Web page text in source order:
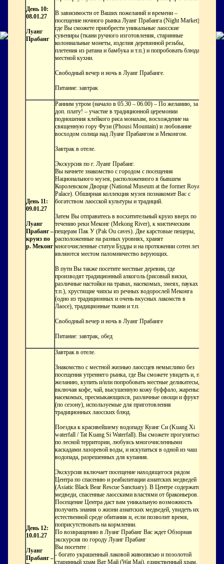
День 10:
08.01.27
Луанг
Прабанг
В зависимости от Ваших пожеланий и времени –
посещение ночного рынка Луанг Прабанга (Night Market),
где Вы сможете приобрести уникальные лаосские
сувениры (ткани ручного изготовления, старинные
колониальные монеты, изделия деревянной резьбы,
плетения из ратана и бамбука и т.п.) и попробовать блюда
местной кухни.
Свободный вечер и ночь в Луанг Прабанге.
Питание: завтрак
День 11:
09.01.27
Луанг
Прабанг –
круиз по
р. Меконг
Ранним утром (начало в 05.30 – 06.00) – По желанию, за
доп. плату! – участие в традиционной церемонии
подношения клейкого риса монахам, восхождение на
священную гору Фузи (Phousi Mountain) и любование
восходом солнца над Луанг Прабангом и Меконгом.
Завтрак в отеле.
Экскурсия по г. Луанг Прабанг.
Вы начнете знакомство с городом с посещения
Национального музея, расположенного в бывшем
Королевском Дворце (National Museum at the former Royal
Palace). Обширная коллекция музея познакомит Вас с
богатством лаосской культуры и традиций.
Затем Вы отправитесь в восхитительный круиз вверх по
течению реки Меконг (Mekong River), к мистическим
пещерам Пак У (Pak Ou caves). Две карстовые пещеры,
расположенные на разных уровнях, хранят
многочисленные статуи Будды и на протяжении сотен лет
являются местом паломничество верующих.
В пути Вы также посетите местные деревни, где
производят традиционный алкоголь (рисовый виски,
различные настойки на травах, насекомых, змеях, пауках и
т.п.), хрустящие чипсы из речных водорослей Меконга
(одно из традиционных и очень вкусных лакомств в
Лаосе), традиционные ткани и т.п.
Свободный вечер и ночь в Луанг Прабанге
Питание: завтрак, обед
День 12:
10.01.27
Луанг
Прабанг –
Завтрак в отеле.
Знакомство с местной жизнью лаоссцев немыслимо без
посещения утреннего рынка, где Вы сможете увидеть и, по
желанию, купить и/или попробовать местные деликатесы,
включая кофе, чай, высушенную кожу буффало, жареных
насекомых, пресмыкающихся, различные овощи и фрукты
(по сезону), используемые для приготовления
традиционных лаосских блюд.
Поездка к красивейшему водопаду Куанг Си (Kuang Xi
waterfall / Tat Kuang Si Waterfall). Вы сможете прогуляться
по лесной территории, любуясь многочисленными
каскадами лазоревой воды, и искупаться в одной из чаш
водопада, разрешенных для купания.
Экскурсия включает посещение находящегося рядом
Центра по спасению и реабилитации азиатских медведей
(Asiatic Black Bear Rescue Sanctuary). В Центре содержатся
медведи, спасенные лаосскими властями от браконьеров.
Посещение Центра даст вам уникальную возможность
получить знания о жизни азиатских медведей, увидеть их в
естественной среде обитания и, если позволит время,
поприсутствовать на кормлении.
По возвращению в Луанг Прабанг Вас ждет Обзорная
экскурсия по городу Луанг Прабанг
Вы посетите :
- богато украшенный лаковой живописью и позолотой
старинный храм Ват Май (Wat Mai), единственный храм,